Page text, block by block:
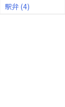
駅弁(4)